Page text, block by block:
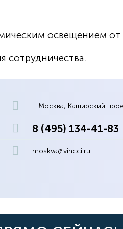
освещением от
сотрудничества.
г. Москва, Каширский
8 (495) 134-41-83
moskva@vincci.ru